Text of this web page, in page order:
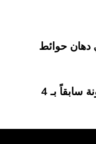
دهان حوائط
كيفية دهان الحوائط المدهونة سابقاً بـ 4